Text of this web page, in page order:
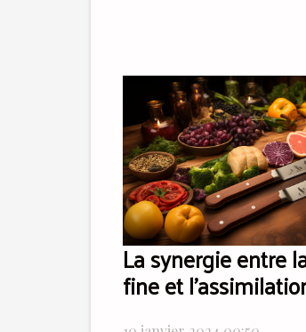
La synergie entre
fine et